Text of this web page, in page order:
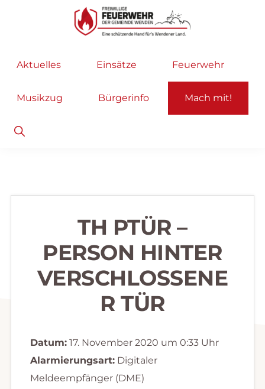
Hauptnavigation
Feuerwehr
helfen
selbstverständlich!
Aktuelles Einsätze Feuerwehr
Musikzug Bürgerinfo Mach mit!
Show
Search
TH PTÜR –
PERSON HINTER
VERSCHLOSSENE
R TÜR
Datum:17. November 2020 um 0:33 Uhr
Alarmierungsart:Digitaler
Meldeempfänger (DME)